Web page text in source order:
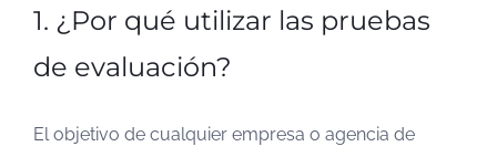
1. ¿Por qué utilizar las pruebas
de evaluación?
El objetivo de cualquier empresa o agencia de